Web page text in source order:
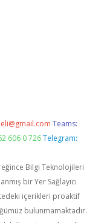
Teams:
606 0 726 Telegram:
Bilgi Teknolojileri
bir Yer Sağlayıcı
içerikleri proaktif
bulunmamaktadır.